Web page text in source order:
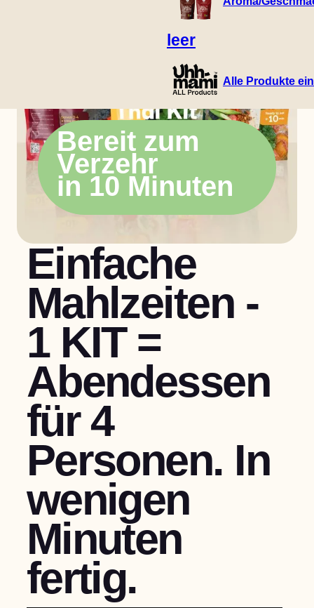
leer
Alle Produkte
Bereit zum
Verzehr
in 10 Minuten
Einfache
Mahlzeiten -
1 KIT =
Abendessen
für 4
Personen. In
wenigen
Minuten
fertig.